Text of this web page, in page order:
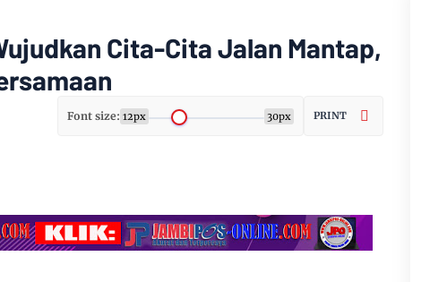
Cita-Cita Jalan Mantap,
Font size: 12px 30px PRINT